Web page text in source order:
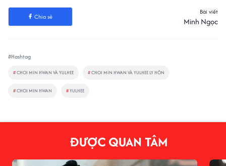
Chia sẻ
Bài viết
Minh Ngọc
#Hashtag
#CHOI MIN HWAN VÀ YULHEE #CHOI MIN HWAN VÀ YULHEE LY HÔN
#CHOI MIN HWAN #YULHEE
ĐƯỢC QUAN TÂM